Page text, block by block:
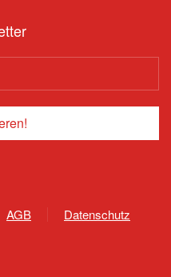
AGB
Datenschutz